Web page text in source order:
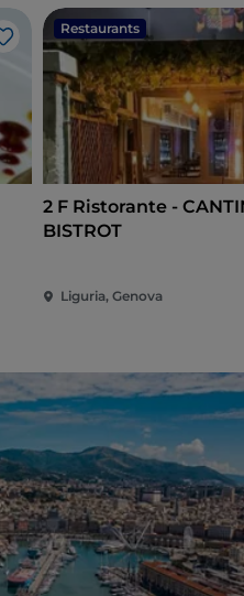
J’aime
Restaurants
2 F Ristorante -
BISTROT
Liguria, Genova